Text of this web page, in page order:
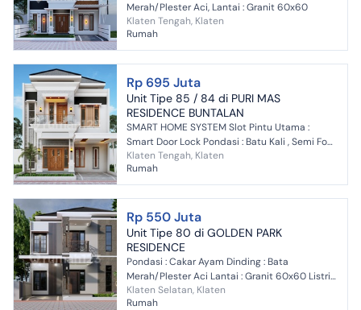
Merah/Plester Aci, Lantai : Granit 60x60
Klaten Tengah, Klaten
Rumah
Rp 695 Juta
Unit Tipe 85 / 84 di PURI MAS
RESIDENCE BUNTALAN
SMART HOME SYSTEM Slot Pintu Utama :
Smart Door Lock Pondasi : Batu Kali , Semi Foot
plate 8 titik Pasangan Dinding : Bata Merah,
Plester Aci , Fi...
Klaten Tengah, Klaten
Rumah
Rp 550 Juta
Unit Tipe 80 di GOLDEN PARK
RESIDENCE
Pondasi : Cakar Ayam Dinding : Bata
Merah/Plester Aci Lantai : Granit 60x60 Listrik
: 1300 Watt
Klaten Selatan, Klaten
Rumah